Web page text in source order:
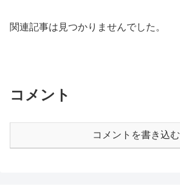
関連記事は見つかりませんでした。
コメント
コメントを書き込む